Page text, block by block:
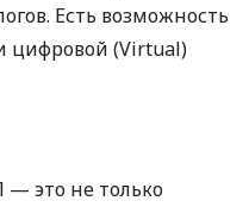
Есть возможность
цифровой (Virtual)
— это не только